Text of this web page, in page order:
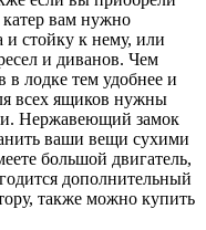
вам нужно
и стойку к нему, или
и диванов. Чем
лодке тем удобнее и
всех ящиков нужны
Нержавеющий замок
ваши вещи сухими
большой двигатель,
дополнительный
также можно купить